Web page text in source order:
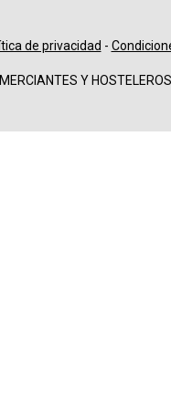
de privacidad -
Y